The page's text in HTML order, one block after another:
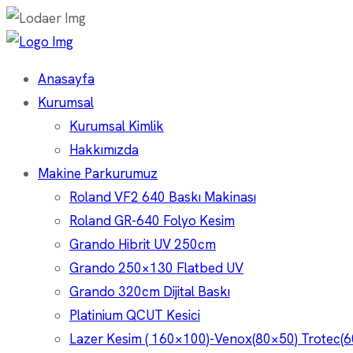
Anasayfa
Kurumsal
Kurumsal Kimlik
Hakkımızda
Makine Parkurumuz
Roland VF2 640 Baskı Makinası
Roland GR-640 Folyo Kesim
Grando Hibrit UV 250cm
Grando 250×130 Flatbed UV
Grando 320cm Dijital Baskı
Platinium QCUT Kesici
Lazer Kesim ( 160×100)-Venox(80×50)